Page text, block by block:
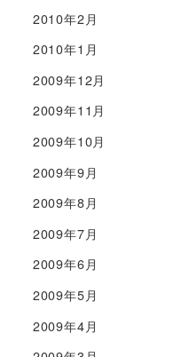
2010年2月
2010年1月
2009年12月
2009年11月
2009年10月
2009年9月
2009年8月
2009年7月
2009年6月
2009年5月
2009年4月